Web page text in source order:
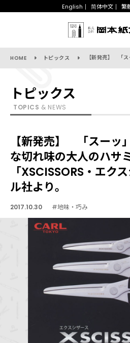
English 简体中文 繁
HOME トピックス
トピックス
TOPICS & NEWS
【新発売】 「スーッ
な切れ味の大人のハサ
「XSCISSORS・エク
ル社より。
2017.10.30 #地味・巧み